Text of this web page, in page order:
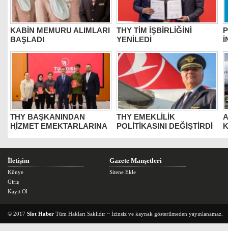
KABİN MEMURU ALIMLARI
BAŞLADI
THY TİM İŞBİRLİĞİNİ
YENİLEDİ
THY BAŞKANINDAN
HİZMET EMEKTARLARINA
THY EMEKLİLİK
POLİTİKASINI DEĞİŞTİRDİ
İletişim
Künye
Giriş
Kayıt Ol
Gazete Manşetleri
Sitene Ekle
© 2017 Slot Haber Tüm Hakları Saklıdır ~ İzinsiz ve kaynak gösterilmeden yayınlanamaz.